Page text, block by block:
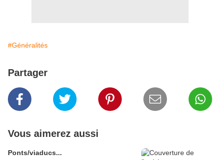
#Généralités
Partager
Vous aimerez aussi
Ponts/viaducs...